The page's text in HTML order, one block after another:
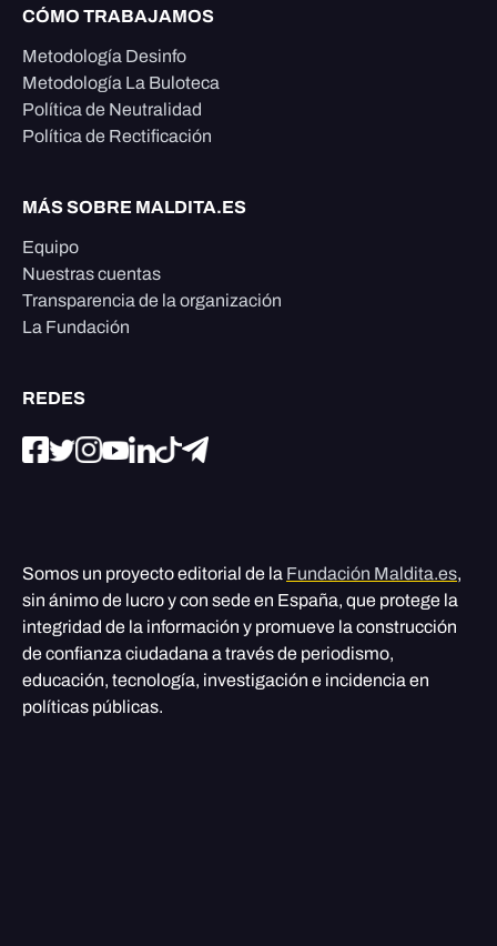
CÓMO TRABAJAMOS
Metodología Desinfo
Metodología La Buloteca
Política de Neutralidad
Política de Rectificación
MÁS SOBRE MALDITA.ES
Equipo
Nuestras cuentas
Transparencia de la organización
La Fundación
REDES
Somos un proyecto editorial de la Fundación Maldita.es,
sin ánimo de lucro y con sede en España, que protege la
integridad de la información y promueve la construcción
de confianza ciudadana a través de periodismo,
educación, tecnología, investigación e incidencia en
políticas públicas.